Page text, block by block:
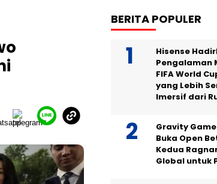
BERITA POPULER
Hisense
Pengalaman
FIFA World
yang Lebih
Imersif dari
Gravity
Buka Open
Kedua
Global untuk